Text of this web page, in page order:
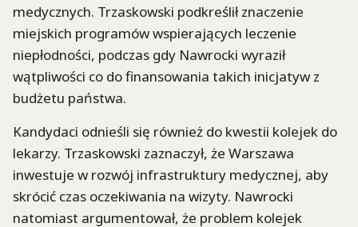
medycznych. Trzaskowski podkreślił znaczenie
miejskich programów wspierających leczenie
niepłodności, podczas gdy Nawrocki wyraził
wątpliwości co do finansowania takich inicjatyw z
budżetu państwa.
Kandydaci odnieśli się również do kwestii kolejek do
lekarzy. Trzaskowski zaznaczył, że Warszawa
inwestuje w rozwój infrastruktury medycznej, aby
skrócić czas oczekiwania na wizyty. Nawrocki
natomiast argumentował, że problem kolejek